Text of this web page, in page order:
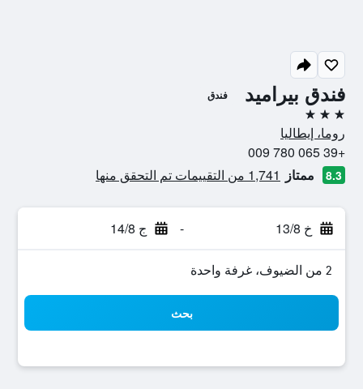
فندق بيراميد فندق
3 نجوم
روما، إيطاليا
+39 065 780 009
8.3 ممتاز 1,741 من التقييمات تم التحقق منها
خ 13/8 - ج 14/8
2 من الضيوف، غرفة واحدة
بحث